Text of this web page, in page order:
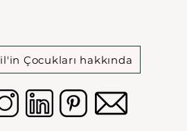
Çocukları hakkında